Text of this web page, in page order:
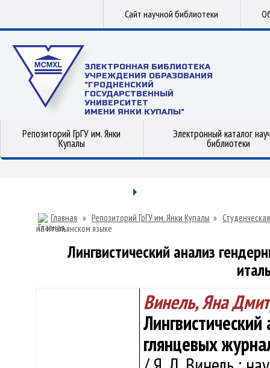
Сайт научной библиотеки
ЭЛЕКТРОННАЯ БИБЛИОТЕКА
УЧРЕЖДЕНИЯ ОБРАЗОВАНИЯ
"ГРОДНЕНСКИЙ
ГОСУДАРСТВЕННЫЙ
УНИВЕРСИТЕТ
ИМЕНИ ЯНКИ КУПАЛЫ"
Репозиторий ГрГУ им. Янки
Купалы
Электронный каталог
библиотеки
Главная » Репозиторий ГрГУ им. Янки Купалы »
на итальянском языке
Лингвистический анализ
Винель, Яна
глянцевых